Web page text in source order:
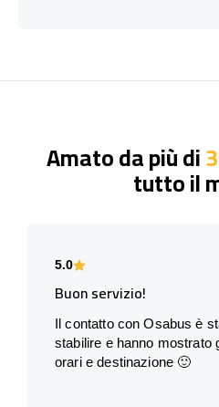
Amato da più di
tutto il
5.0
Buon servizio!
Il contatto con Osabus è
stabilire e hanno mostrato
orari e destinazione 🙂